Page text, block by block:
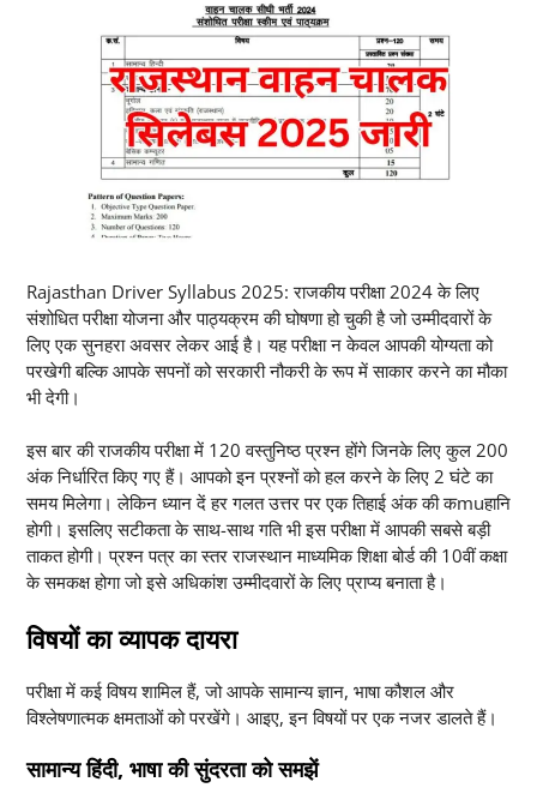
Rajasthan Driver Syllabus 2025: राजकीय परीक्षा 2024 के लिए
संशोधित परीक्षा योजना और पाठ्यक्रम की घोषणा हो चुकी है जो उम्मीदवारों के
लिए एक सुनहरा अवसर लेकर आई है। यह परीक्षा न केवल आपकी योग्यता को
परखेगी बल्कि आपके सपनों को सरकारी नौकरी के रूप में साकार करने का मौका
भी देगी।
इस बार की राजकीय परीक्षा में 120 वस्तुनिष्ठ प्रश्न होंगे जिनके लिए कुल 200
अंक निर्धारित किए गए हैं। आपको इन प्रश्नों को हल करने के लिए 2 घंटे का
समय मिलेगा। लेकिन ध्यान दें हर गलत उत्तर पर एक तिहाई अंक की कmuहानि
होगी। इसलिए सटीकता के साथ-साथ गति भी इस परीक्षा में आपकी सबसे बड़ी
ताकत होगी। प्रश्न पत्र का स्तर राजस्थान माध्यमिक शिक्षा बोर्ड की 10वीं कक्षा
के समकक्ष होगा जो इसे अधिकांश उम्मीदवारों के लिए प्राप्य बनाता है।
विषयों का व्यापक दायरा
परीक्षा में कई विषय शामिल हैं, जो आपके सामान्य ज्ञान, भाषा कौशल और
विश्लेषणात्मक क्षमताओं को परखेंगे। आइए, इन विषयों पर एक नजर डालते हैं।
सामान्य हिंदी, भाषा की सुंदरता को समझें